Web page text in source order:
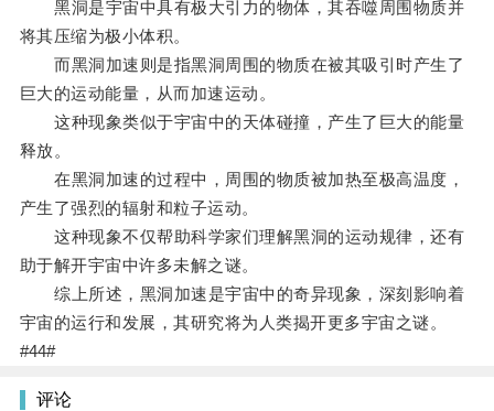
黑洞是宇宙中具有极大引力的物体，其吞噬周围物质并
将其压缩为极小体积。
而黑洞加速则是指黑洞周围的物质在被其吸引时产生了
巨大的运动能量，从而加速运动。
这种现象类似于宇宙中的天体碰撞，产生了巨大的能量
释放。
在黑洞加速的过程中，周围的物质被加热至极高温度，
产生了强烈的辐射和粒子运动。
这种现象不仅帮助科学家们理解黑洞的运动规律，还有
助于解开宇宙中许多未解之谜。
综上所述，黑洞加速是宇宙中的奇异现象，深刻影响着
宇宙的运行和发展，其研究将为人类揭开更多宇宙之谜。
#44#
评论